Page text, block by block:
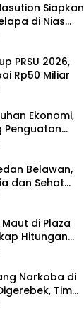
Siapkan
di Nias
PRSU 2026,
Rp50 Miliar
Ekonomi,
Penguatan
Medan
Belawan,
dan Sehat
Sudut
di Plaza
Hitungan
Narkoba di
Tim
Lokasi